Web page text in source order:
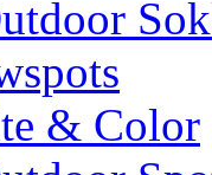
& Color